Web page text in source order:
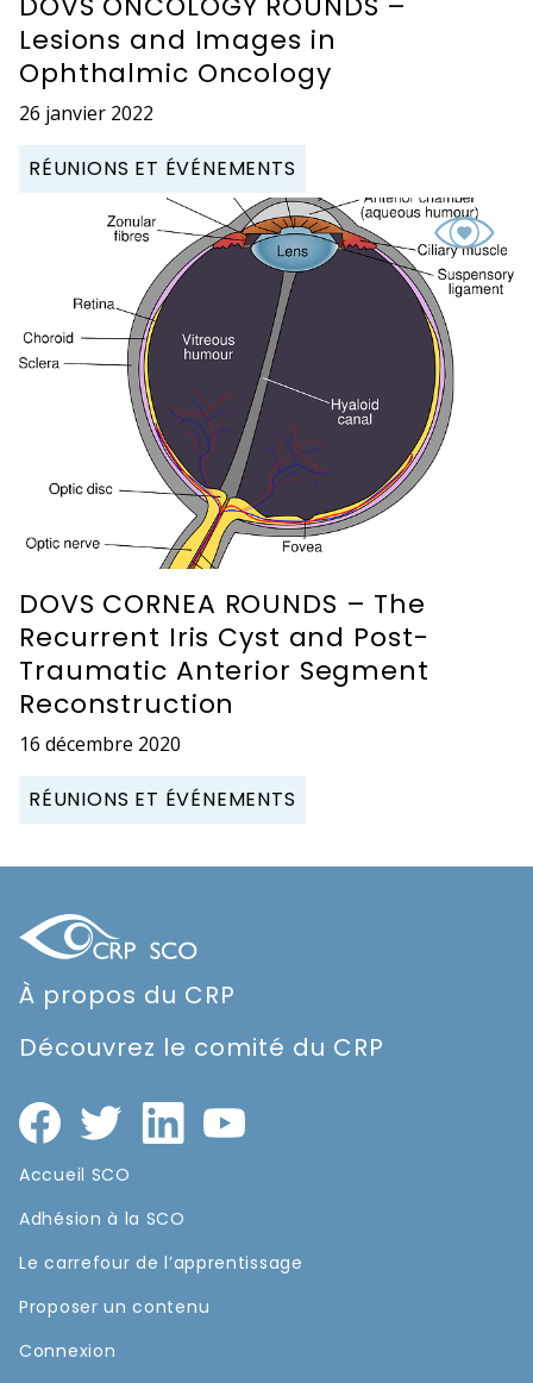
Lesions and Images in
Ophthalmic Oncology
26 janvier 2022
RÉUNIONS ET ÉVÉNEMENTS
DOVS CORNEA ROUNDS – The
Recurrent Iris Cyst and Post-
Traumatic Anterior Segment
Reconstruction
16 décembre 2020
RÉUNIONS ET ÉVÉNEMENTS
À propos du CRP
Découvrez le comité du CRP
Accueil SCO
Adhésion à la SCO
Le carrefour de l’apprentissage
Proposer un contenu
Connexion